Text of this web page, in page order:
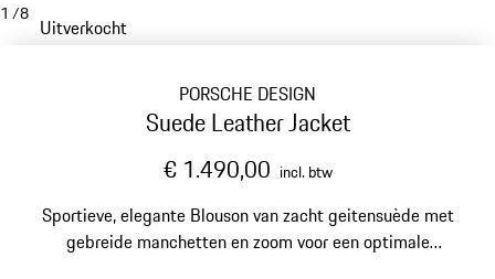
1 /8
Uitverkocht
PORSCHE DESIGN
Suede Leather Jacket
€ 1.490,00 incl. btw
Sportieve, elegante Blouson van zacht geitensuède met
gebreide manchetten en zoom voor een optimale